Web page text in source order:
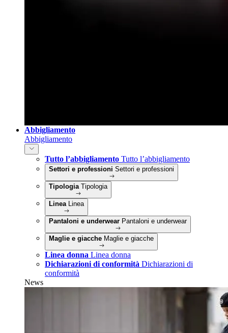
Abbigliamento
Abbigliamento
Tutto l’abbigliamento Tutto l’abbigliamento
Settori e professioni Settori e professioni
Tipologia Tipologia
Linea Linea
Pantaloni e underwear Pantaloni e underwear
Maglie e giacche Maglie e giacche
Linea donna Linea donna
Dichiarazioni di conformità Dichiarazioni di
conformità
News